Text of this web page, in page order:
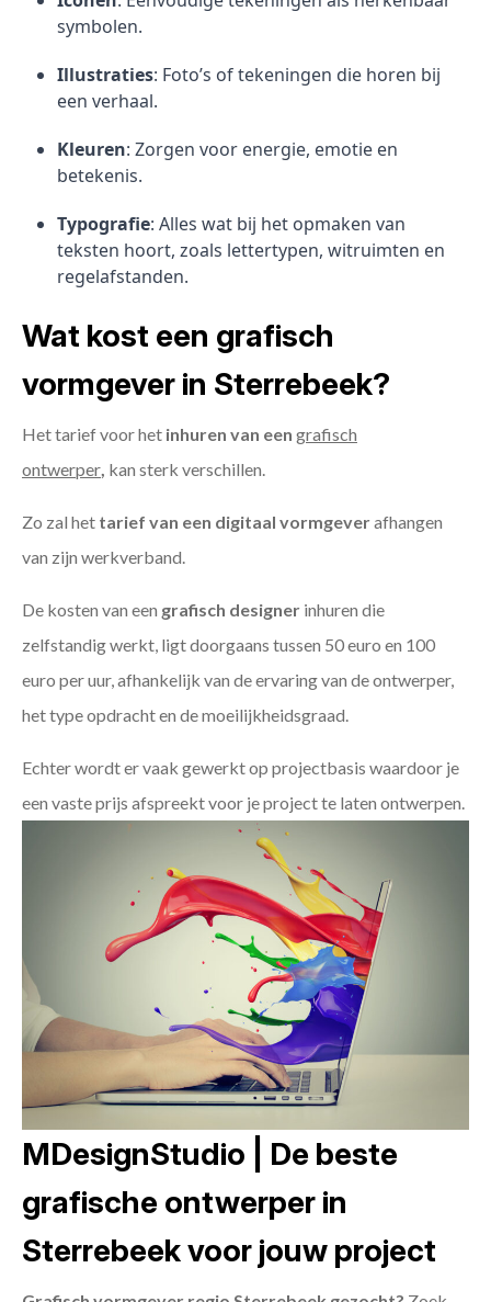
symbolen.
Illustraties: Foto’s of tekeningen die horen bij
een verhaal.
Kleuren: Zorgen voor energie, emotie en
betekenis.
Typografie: Alles wat bij het opmaken van
teksten hoort, zoals lettertypen, witruimten en
regelafstanden.
Wat kost een grafisch
vormgever in Sterrebeek?
Het tarief voor het inhuren van een grafisch
ontwerper kan sterk verschillen.
Zo zal het tarief van een digitaal vormgeverafhangen
van zijn werkverband.
De kosten van een grafisch designer inhuren die
zelfstandig werkt, ligt doorgaans tussen 50 euro en 100
euro per uur, afhankelijk van de ervaring van de ontwerper,
het type opdracht en de moeilijkheidsgraad.
Echter wordt er vaak gewerkt op projectbasis waardoor je
een vaste prijs afspreekt voor je project te laten ontwerpen.
MDesignStudio | De beste
grafische ontwerper in
Sterrebeek voor jouw project